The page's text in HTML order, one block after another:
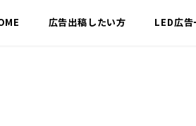
広告出稿したい方 LED広告